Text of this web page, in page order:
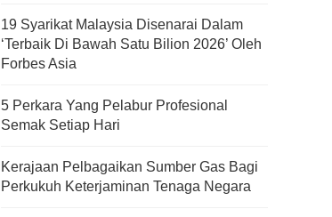
19 Syarikat Malaysia Disenarai Dalam
‘Terbaik Di Bawah Satu Bilion 2026’ Oleh
Forbes Asia
5 Perkara Yang Pelabur Profesional
Semak Setiap Hari
Kerajaan Pelbagaikan Sumber Gas Bagi
Perkukuh Keterjaminan Tenaga Negara